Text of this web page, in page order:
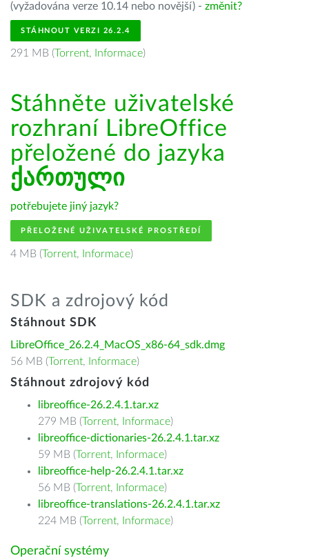
(vyžadována verze 10.14 nebo novější) - změnit?
STÁHNOUT VERZI 26.2.4
291 MB (Torrent, Informace)
Stáhněte uživatelské
rozhraní LibreOffice
přeložené do jazyka
ქართული
potřebujete jiný jazyk?
PŘELOŽENÉ UŽIVATELSKÉ PROSTŘEDÍ
4 MB (Torrent, Informace)
SDK a zdrojový kód
Stáhnout SDK
LibreOffice_26.2.4_MacOS_x86-64_sdk.dmg
56 MB (Torrent, Informace)
Stáhnout zdrojový kód
libreoffice-26.2.4.1.tar.xz
279 MB (Torrent, Informace)
libreoffice-dictionaries-26.2.4.1.tar.xz
59 MB (Torrent, Informace)
libreoffice-help-26.2.4.1.tar.xz
56 MB (Torrent, Informace)
libreoffice-translations-26.2.4.1.tar.xz
224 MB (Torrent, Informace)
Operační systémy